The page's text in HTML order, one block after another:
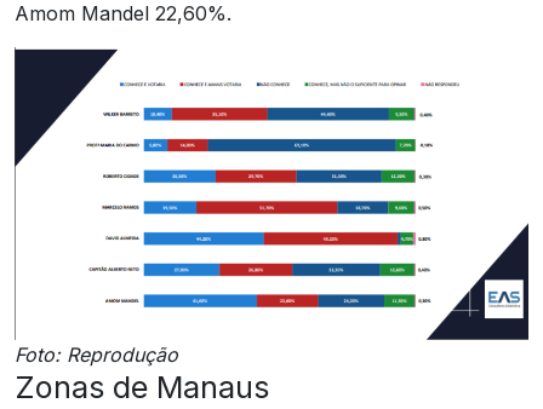
Amom Mandel 22,60%.
Foto: Reprodução
Zonas de Manaus